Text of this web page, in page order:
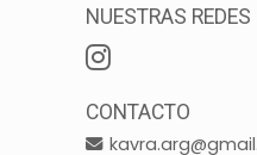
NUESTRAS
CONTACTO